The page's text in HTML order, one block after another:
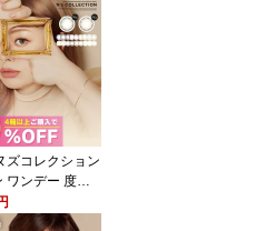
チュラル 2箱 指
っしー カラー
ト カラーコンタ
ズ 1day 度なし
カット シリコ
人気 大人 バレ
会社 シリコン
ハイドロゲル
ズコレクション
ワンデー 度あ
渡辺直美 N's
水光カラコン